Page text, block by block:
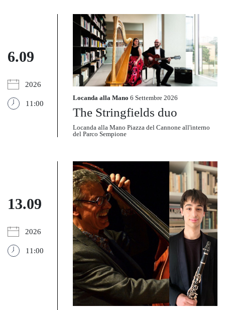
6.09
2026
11:00
Locanda alla Mano 6 Settembre 2026
The Stringfields duo
Locanda alla Mano Piazza del Cannone all'interno
del Parco Sempione
13.09
2026
11:00